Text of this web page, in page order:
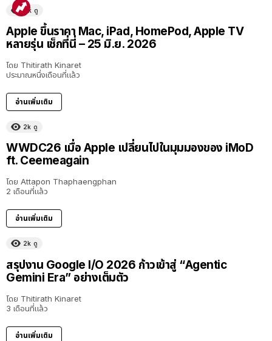
11k ดู
Apple ขึ้นราคา Mac, iPad, HomePod, Apple TV
หลายรุ่น เช็กที่นี่ – 25 มิ.ย. 2026
โดย Thitirath Kinaret
ประมาณหนึ่งเดือนที่แล้ว
อ่านเพิ่มเติม
2k ดู
WWDC26 เมื่อ Apple เปลี่ยนไปในมุมมองของ iMoD
ft. Ceemeagain
โดย Attapon Thaphaengphan
2 เดือนที่แล้ว
อ่านเพิ่มเติม
2k ดู
สรุปงาน Google I/O 2026 ก้าวเข้าสู่ “Agentic
Gemini Era” อย่างเต็มตัว
โดย Thitirath Kinaret
3 เดือนที่แล้ว
อ่านเพิ่มเติม